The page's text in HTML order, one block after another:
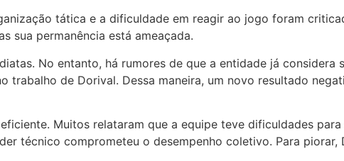
tática e a dificuldade em reagir ao jogo foram
sua permanência está ameaçada.
No entanto, há rumores de que a entidade já
trabalho de Dorival. Dessa maneira, um novo resultado
Muitos relataram que a equipe teve dificuldades
técnico comprometeu o desempenho coletivo. Para piorar,